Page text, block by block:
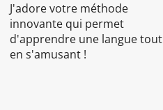
J'adore votre méthode
innovante qui permet
d'apprendre une langue tout
en s'amusant !